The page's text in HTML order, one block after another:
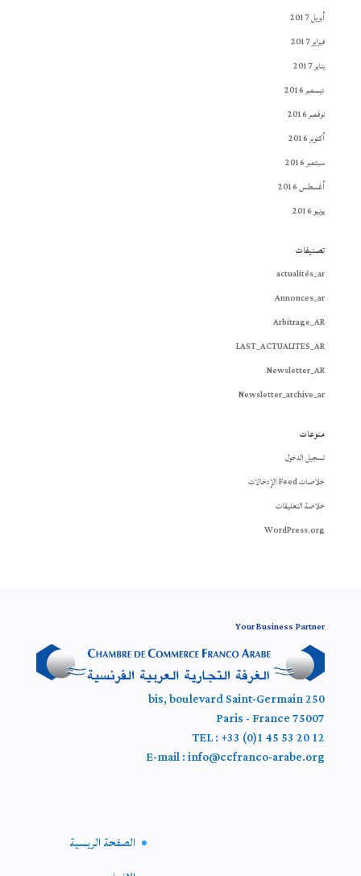
أبريل 2017
فبراير 2017
يناير 2017
ديسمبر 2016
نوفمبر 2016
أكتوبر 2016
سبتمبر 2016
أغسطس 2016
يونيو 2016
تصنيفات
actualités_ar
Annonces_ar
Arbitrage_AR
LAST_ACTUALITES_AR
Newsletter_AR
Newsletter_archive_ar
منوعات
تسجيل الدخول
خلاصات Feed الإدخالات
خلاصة التعليقات
WordPress.org
Your Business Partner
250 bis, boulevard Saint-Germain
75007 Paris - France
TEL : +33 (0)1 45 53 20 12
E-mail : info@ccfranco-arabe.org
الصفحة الريسية